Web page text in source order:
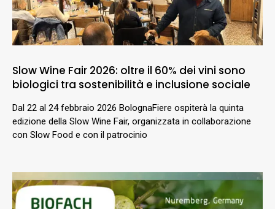
Slow Wine Fair 2026: oltre il 60% dei vini sono
biologici tra sostenibilità e inclusione sociale
Dal 22 al 24 febbraio 2026 BolognaFiere ospiterà la quinta
edizione della Slow Wine Fair, organizzata in collaborazione
con Slow Food e con il patrocinio